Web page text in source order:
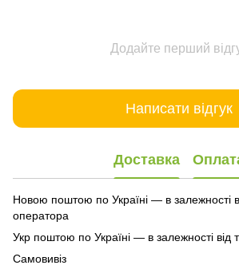
Додайте перший
Написати відгук
Доставка
Новою поштою по Україні — в залежності
оператора
Укр поштою по Україні — в залежності від
Самовивіз